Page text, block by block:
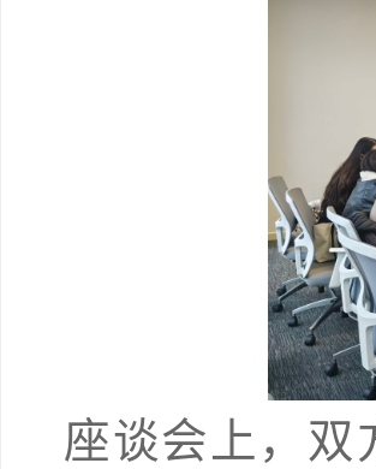
座谈会上，双